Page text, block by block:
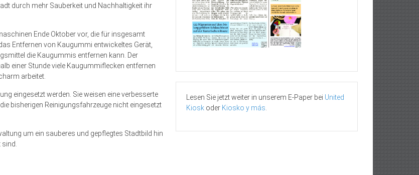
durch mehr Sauberkeit und Nachhaltigkeit ihr
Ende Oktober vor, die für insgesamt
Entfernen von Kaugummi entwickeltes Gerät,
die Kaugummis entfernen kann. Der
einer Stunde viele Kaugummiflecken entfernen
arbeitet.
eingesetzt werden. Sie weisen eine verbesserte
bisherigen Reinigungsfahrzeuge nicht eingesetzt
um ein sauberes und gepflegtes Stadtbild hin
sind.
Lesen Sie jetzt weiter in unserem E-Paper bei United
Kiosk oder Kiosko y más